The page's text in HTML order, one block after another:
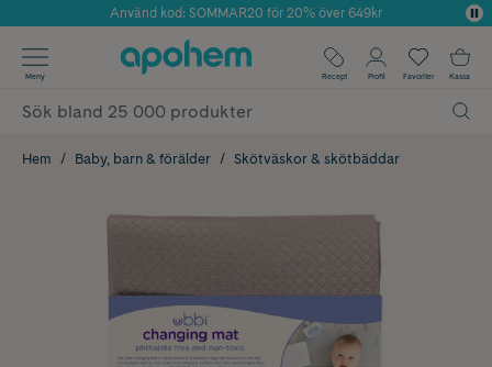
Årets Butik 2025 inom Skönhet
Använd kod: SOMMAR20 för 20% över 649kr
✓ Fri frakt
✓ Poäng på alla köp*
Meny Recept Profil Favoriter Kassa
Hem Baby, barn & förälder Skötväskor & skötbäddar